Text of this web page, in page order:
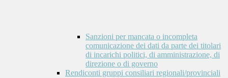
Sanzioni per mancata o incompleta
comunicazione dei dati da parte dei titolari
di incarichi politici, di amministrazione, di
direzione o di governo
Rendiconti gruppi consiliari regionali/provinciali